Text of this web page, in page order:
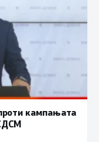
кампањата